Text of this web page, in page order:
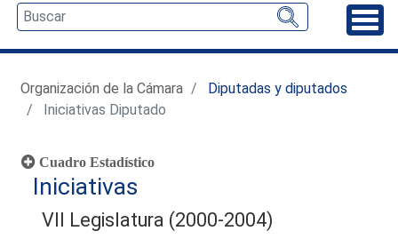
Organización de la Cámara
Diputadas y diputados
Iniciativas Diputado
Cuadro Estadístico
Iniciativas
VII Legislatura (2000-2004)